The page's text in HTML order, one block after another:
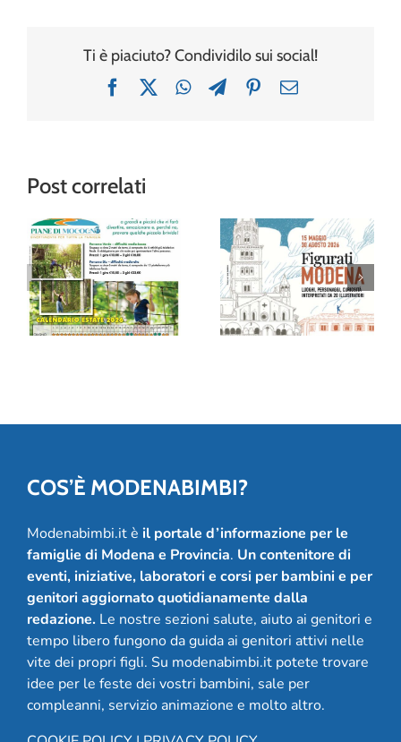
Ti è piaciuto? Condividilo sui social!
FacebookWhatsAppTelegramPinterest
Email
Post correlati
Avventura tra gli
alberi al Family
Park delle Piane
di Mocogno
“Figurati
Modena”: al
Museo della
Figurina una
mostra (e un
album!) per
COS’È MODENABIMBI?
Modenabimbi.it è il portale d’informazione per le
famiglie di Modena e Provincia. Un contenitore di
eventi, iniziative, laboratori e corsi per bambini e per
genitori aggiornato quotidianamente dalla
redazione. Le nostre sezioni salute, aiuto ai genitori e
tempo libero fungono da guida ai genitori attivi nelle
vite dei propri figli. Su modenabimbi.it potete trovare
idee per le feste dei vostri bambini, sale per
compleanni, servizio animazione e molto altro.